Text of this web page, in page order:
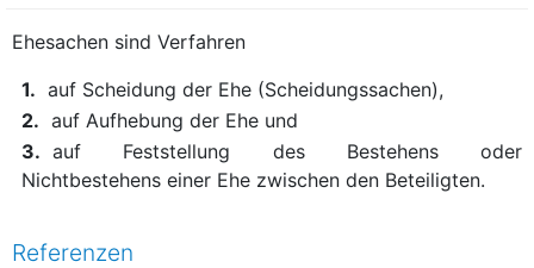
Ehesachen sind Verfahren
1. auf Scheidung der Ehe (Scheidungssachen),
2. auf Aufhebung der Ehe und
3. auf Feststellung des Bestehens oder
Nichtbestehens einer Ehe zwischen den Beteiligten.
Referenzen